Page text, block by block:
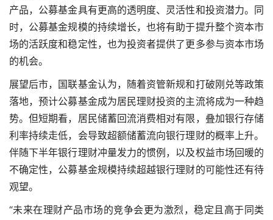
产品，公募基金具有更高的透明度、灵活性和投资潜力。同
时，公募基金规模的持续增长，也将有助于提升整个资本市
场的活跃度和稳定性，也为投资者提供了更多参与资本市场
的机会。
展望后市，国联基金认为，随着资管新规和打破刚兑等政策
落地，预计公募基金成为居民理财投资的主流将成为一种趋
势。但短期看，居民储蓄回流消费相对有限，叠加银行存储
利率持续走低，会导致超额储蓄流向银行理财的概率上升。
伴随下半年银行理财冲量发力的惯例，以及权益市场回暖的
不确定性，公募基金规模持续超越银行理财的可能性还有待
观望。
“未来在理财产品市场的竞争会更为激烈，稳定且高于同类